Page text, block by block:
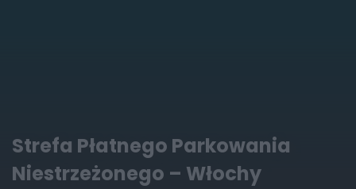
Strefa Płatnego Parkowania
Niestrzeżonego – Włochy